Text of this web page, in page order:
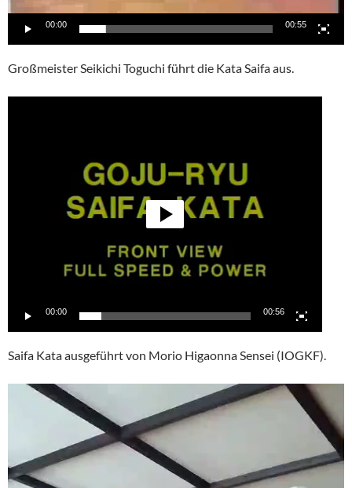
00:00 00:55
Großmeister Seikichi Toguchi führt die Kata Saifa aus.
00:00 00:56
Saifa Kata ausgeführt von Morio Higaonna Sensei (IOGKF).
Video-